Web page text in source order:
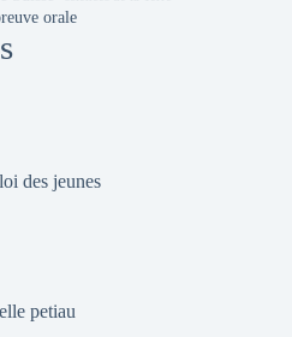
orale
des jeunes
petiau